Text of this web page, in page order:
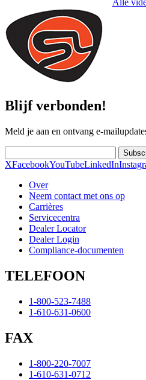
Blijf verbonden!
Meld je aan en ontvang e-
XFacebookYouTubeLinkedIn
Over
Neem contact met ons op
Carrières
Servicecentra
Dealer Locator
Dealer Login
Compliance-documenten
TELEFOON
1-800-523-7488
1-610-631-0600
FAX
1-800-220-7007
1-610-631-0712